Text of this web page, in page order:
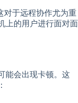
对于远程协作尤为重
上的用户进行面对面
能会出现卡顿。这